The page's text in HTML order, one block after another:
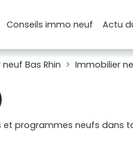
Conseilsimmo neuf Actu
Bas Rhin Immobilier
et programmes neufs dans